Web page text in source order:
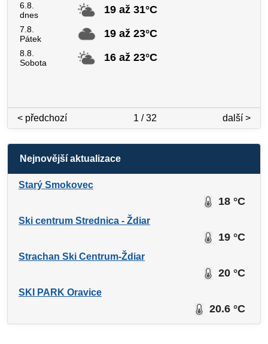
6.8.
dnes
19 až 31°C
7.8.
Pátek
19 až 23°C
8.8.
Sobota
16 až 23°C
další >
< předchozí 1 / 32
Nejnovější aktualizace
Starý Smokovec
18 °C
Ski centrum Strednica - Ždiar
19 °C
Strachan Ski Centrum-Ždiar
20 °C
SKI PARK Oravice
20.6 °C